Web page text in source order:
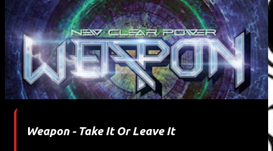
A
c
Weapon - Take It Or Leave It